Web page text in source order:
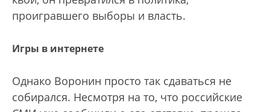
проигравшего выборы и власть.
Игры в интернете
Однако Воронин просто так сдаваться не
собирался. Несмотря на то, что российские